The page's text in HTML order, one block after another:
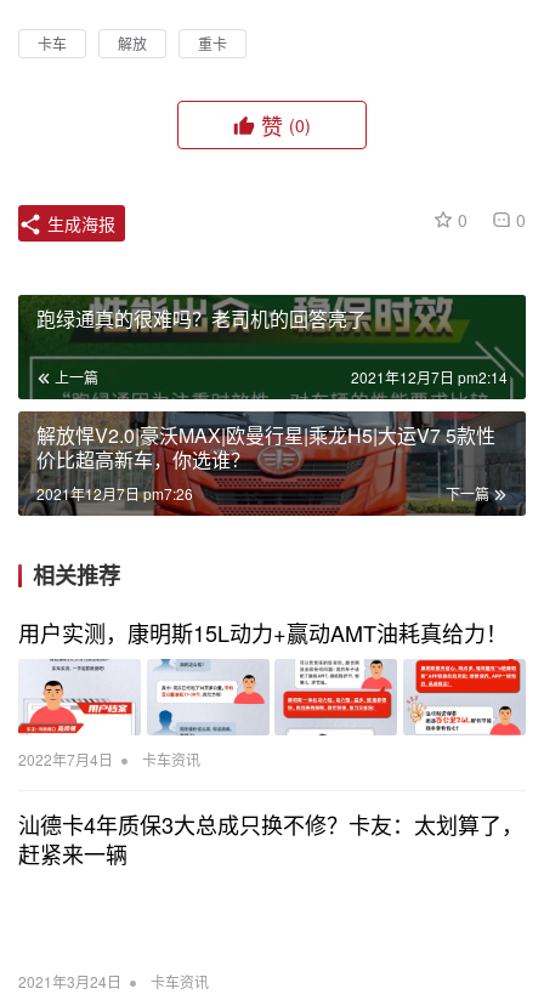
卡车 解放 重卡
赞 (0)
0 0
生成海报
跑绿通真的很难吗？老司机的回答亮了
上一篇 2021年12月7日 pm2:14
解放悍V2.0|豪沃MAX|欧曼行星|乘龙H5|大运V7 5款性
价比超高新车，你选谁？
下一篇
2021年12月7日 pm7:26
相关推荐
用户实测，康明斯15L动力+赢动AMT油耗真给力！
2022年7月4日 • 卡车资讯
汕德卡4年质保3大总成只换不修？卡友：太划算了，
赶紧来一辆
2021年3月24日 • 卡车资讯